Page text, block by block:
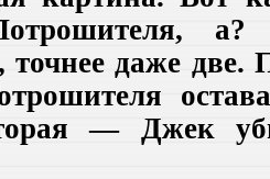
а?
точнее даже
— Джек